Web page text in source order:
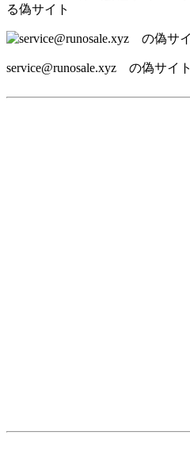
る偽サイト
service@runosale.xyz の偽サイト